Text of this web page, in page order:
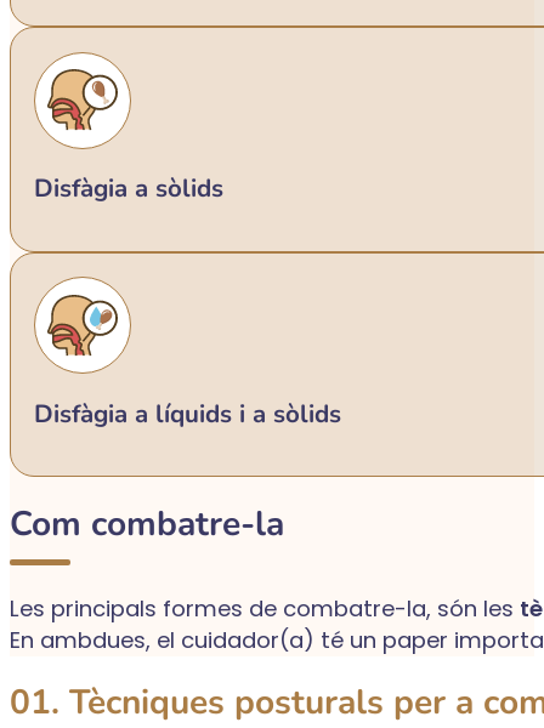
Disfàgia a sòlids
Disfàgia a líquids i a sòlids
Com combatre-la
Les principals formes de combatre-la, són les
En ambdues, el cuidador(a) té un paper
01. Tècniques posturals per a